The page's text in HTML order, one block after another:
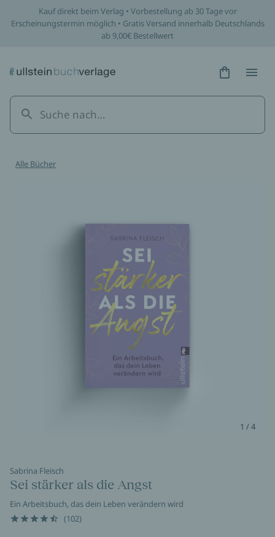
Kauf direkt beim Verlag • Vorbestellung ab 30 Tage vor
Erscheinungstermin möglich • Gratis Versand innerhalb Deutschlands
ab 9,00€ Bestellwert
Hidden
Alle Bücher
1 / 4
Sabrina Fleisch
Sei stärker als die Angst
Ein Arbeitsbuch, das dein Leben verändern wird
(102)